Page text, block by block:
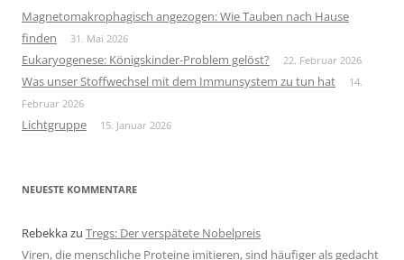
Magnetomakrophagisch angezogen: Wie Tauben nach Hause
finden
31. Mai 2026
Eukaryogenese: Königskinder-Problem gelöst? 22. Februar 2026
Was unser Stoffwechsel mit dem Immunsystem zu tun hat
14.
Februar 2026
Lichtgruppe 15. Januar 2026
NEUESTE KOMMENTARE
Rebekkazu Tregs: Der verspätete Nobelpreis
Viren, die menschliche Proteine imitieren, sind häufiger als gedacht